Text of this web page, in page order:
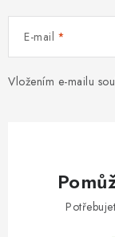
E-mail
Vložením e-mailu